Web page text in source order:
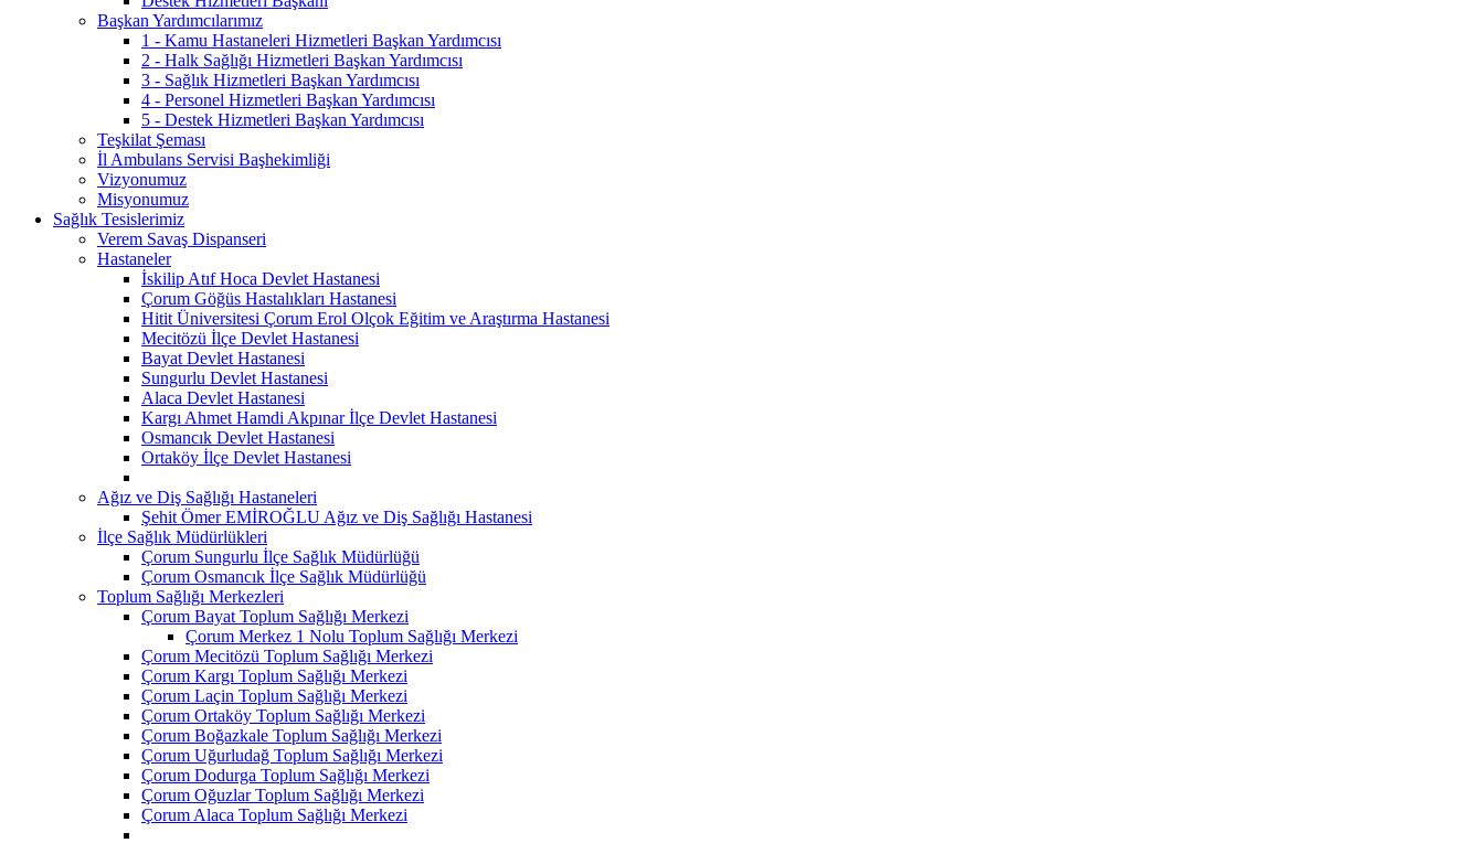
Başkan Yardımcılarımız
1 - Kamu Hastaneleri Hizmetleri Başkan Yardımcısı
2 - Halk Sağlığı Hizmetleri Başkan Yardımcısı
3 - Sağlık Hizmetleri Başkan Yardımcısı
4 - Personel Hizmetleri Başkan Yardımcısı
5 - Destek Hizmetleri Başkan Yardımcısı
Teşkilat Şeması
İl Ambulans Servisi Başhekimliği
Vizyonumuz
Misyonumuz
Sağlık Tesislerimiz
Verem Savaş Dispanseri
Hastaneler
İskilip Atıf Hoca Devlet Hastanesi
Çorum Göğüs Hastalıkları Hastanesi
Hitit Üniversitesi Çorum Erol Olçok Eğitim ve Araştırma Hastanesi
Mecitözü İlçe Devlet Hastanesi
Bayat Devlet Hastanesi
Sungurlu Devlet Hastanesi
Alaca Devlet Hastanesi
Kargı Ahmet Hamdi Akpınar İlçe Devlet Hastanesi
Osmancık Devlet Hastanesi
Ortaköy İlçe Devlet Hastanesi
Ağız ve Diş Sağlığı Hastaneleri
Şehit Ömer EMİROĞLU Ağız ve Diş Sağlığı Hastanesi
İlçe Sağlık Müdürlükleri
Çorum Sungurlu İlçe Sağlık Müdürlüğü
Çorum Osmancık İlçe Sağlık Müdürlüğü
Toplum Sağlığı Merkezleri
Çorum Bayat Toplum Sağlığı Merkezi
Çorum Merkez 1 Nolu Toplum Sağlığı Merkezi
Çorum Mecitözü Toplum Sağlığı Merkezi
Çorum Kargı Toplum Sağlığı Merkezi
Çorum Laçin Toplum Sağlığı Merkezi
Çorum Ortaköy Toplum Sağlığı Merkezi
Çorum Boğazkale Toplum Sağlığı Merkezi
Çorum Uğurludağ Toplum Sağlığı Merkezi
Çorum Dodurga Toplum Sağlığı Merkezi
Çorum Oğuzlar Toplum Sağlığı Merkezi
Çorum Alaca Toplum Sağlığı Merkezi